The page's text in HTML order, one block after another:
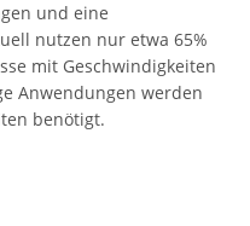
und eine
nutzen nur etwa 65%
mit Geschwindigkeiten
Anwendungen werden
benötigt.